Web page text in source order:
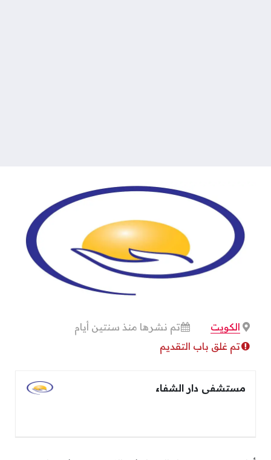
الكويت
تم نشرها منذ سنتين أيام
تم غلق باب التقديم
مستشفى دار الشفاء